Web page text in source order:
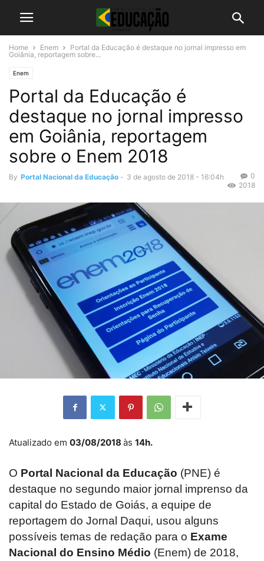
Home Enem
Portal da Educação é destaque no jornal impresso em
Goiânia, reportagem sobre...
Enem
Portal da Educação é
destaque no jornal impresso
em Goiânia, reportagem
sobre o Enem 2018
By Portal Nacional da Educação - 3 de agosto de 2018 - 16:04h
0
2018
Atualizado em 03/08/2018 às 14h.
O Portal Nacional da Educação (PNE) é
destaque no segundo maior jornal imprenso da
capital do Estado de Goiás, a equipe de
reportagem do Jornal Daqui, usou alguns
possíveis temas de redação para o Exame
Nacional do Ensino Médio (Enem) de 2018,